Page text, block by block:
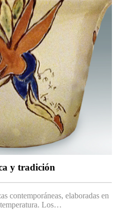
y tradición
contemporáneas, elaboradas en
Los…